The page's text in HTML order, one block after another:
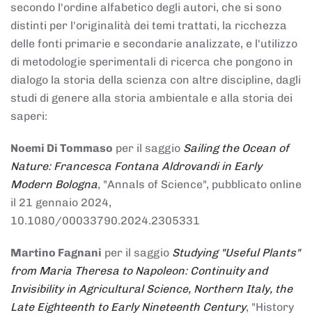
secondo l'ordine alfabetico degli autori, che si sono
distinti per l'originalità dei temi trattati, la ricchezza
delle fonti primarie e secondarie analizzate, e l'utilizzo
di metodologie sperimentali di ricerca che pongono in
dialogo la storia della scienza con altre discipline, dagli
studi di genere alla storia ambientale e alla storia dei
saperi:
Noemi Di Tommaso per il saggio Sailing the Ocean of
Nature: Francesca Fontana Aldrovandi in Early
Modern Bologna, "Annals of Science", pubblicato online
il 21 gennaio 2024,
10.1080/00033790.2024.2305331
Martino Fagnani per il saggio Studying "Useful Plants"
from Maria Theresa to Napoleon: Continuity and
Invisibility in Agricultural Science, Northern Italy, the
Late Eighteenth to Early Nineteenth Century, "History